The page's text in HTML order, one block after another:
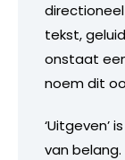
tekst,
onstaat
noem dit
‘Uitgeven’
van